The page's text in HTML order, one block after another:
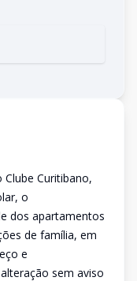
Curitibano,
o
dos apartamentos
de família, em
e
sem aviso